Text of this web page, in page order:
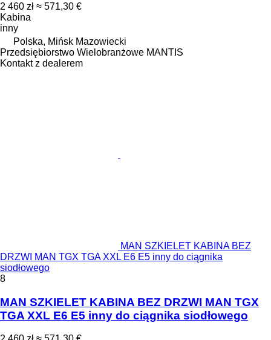
2 460 zł ≈ 571,30 €
Kabina
inny
Polska, Mińsk Mazowiecki
Przedsiębiorstwo Wielobranżowe MANTIS
Kontakt z dealerem
MAN SZKIELET KABINA BEZ
DRZWI MAN TGX TGA XXL E6 E5 inny do ciągnika
siodłowego
8
MAN SZKIELET KABINA BEZ DRZWI MAN TGX
TGA XXL E6 E5 inny do ciągnika siodłowego